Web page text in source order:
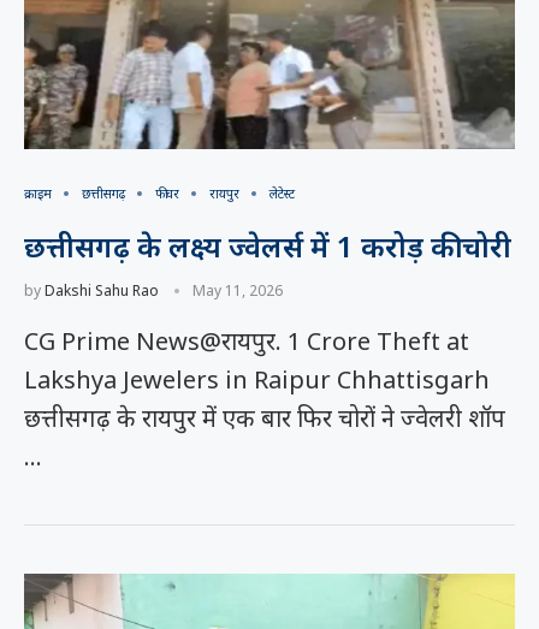
क्राइम छत्तीसगढ़ फीचर रायपुर लेटेस्ट
छत्तीसगढ़ के लक्ष्य ज्वेलर्स में 1 करोड़ की चोरी
byDakshi Sahu Rao May 11, 2026
CG Prime News@रायपुर. 1 Crore Theft at
Lakshya Jewelers in Raipur Chhattisgarh
छत्तीसगढ़ के रायपुर में एक बार फिर चोरों ने ज्वेलरी शॉप
…